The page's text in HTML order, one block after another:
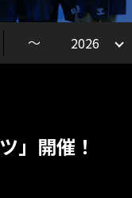
～
」開催！